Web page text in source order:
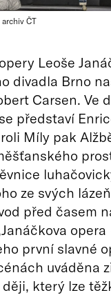
ČT
Leoše
divadla Brno
Carsen. Ve
představí
Míly pak
ze svých
před časem
opera
první slavné
uváděna
který lze